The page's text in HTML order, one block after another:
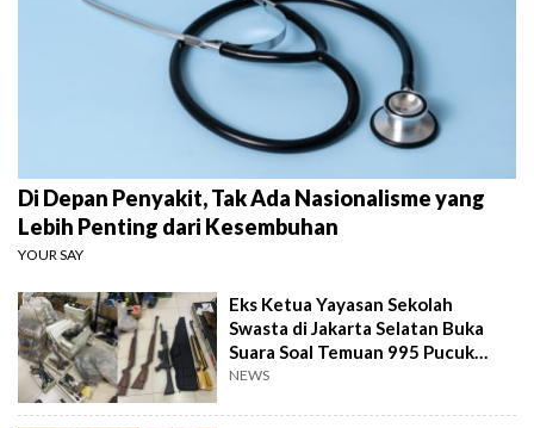
Di Depan Penyakit, Tak Ada Nasionalisme yang
Lebih Penting dari Kesembuhan
YOUR SAY
Eks Ketua Yayasan Sekolah
Swasta di Jakarta Selatan Buka
Suara Soal Temuan 995 Pucuk
Senjata Api
NEWS